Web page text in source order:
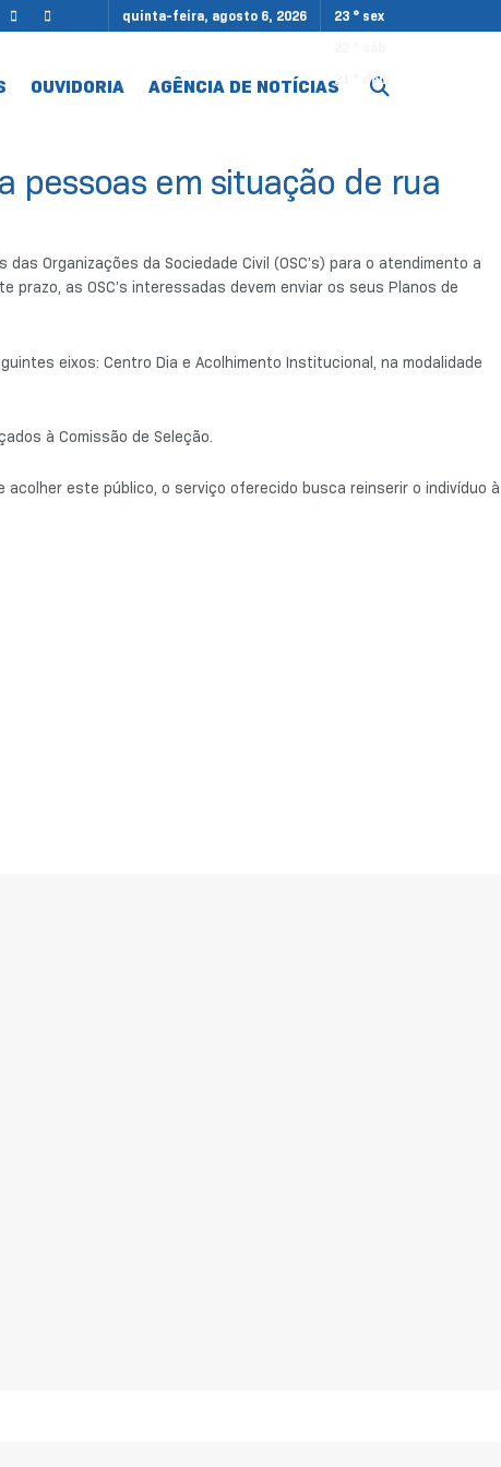
quinta-feira, agosto 6, 2026 23 ° sex
21
dom
OUVIDORIA AGÊNCIA DE NOTÍCIAS
em situação de rua
Organizações da Sociedade Civil (OSC’s) para o atendimento a
prazo, as OSC’s interessadas devem enviar os seus Planos de
eixos: Centro Dia e Acolhimento Institucional, na modalidade
à Comissão de Seleção.
acolher este público, o serviço oferecido busca reinserir o indivíduo à